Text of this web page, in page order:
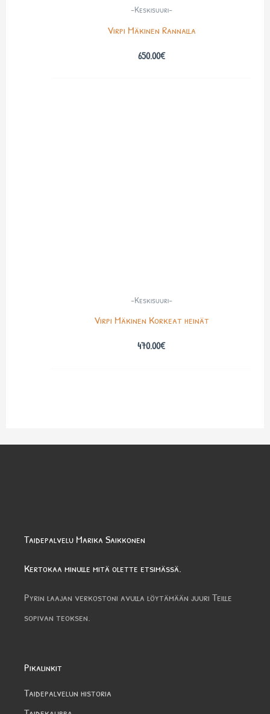
-Keskisuuri-
Virpi Mäkinen Rannalla
650.00€
-Keskisuuri-
Virpi Mäkinen Korkeat heinät
470.00€
Taidepalvelu Marika Saikkonen
Kertokaa minulle mitä olette etsimässä.
Pyrin laajan verkostoni avulla löytämään juuri Teille
sopivan teoksen.
Pikalinkit
Taidepalvelun historia